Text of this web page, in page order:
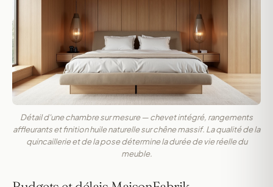
Détail d'une chambre sur mesure — chevet intégré, rangements
affleurants et finition huile naturelle sur chêne massif. La qualité de la
quincaillerie et de la pose détermine la durée de vie réelle du
meuble.